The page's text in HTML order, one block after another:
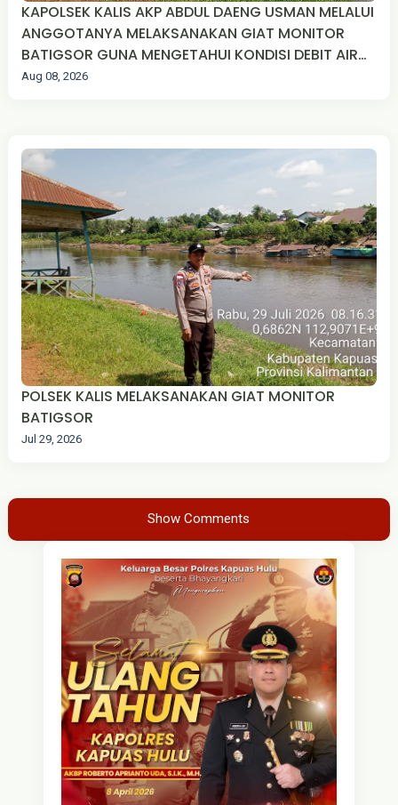
KAPOLSEK KALIS AKP ABDUL DAENG USMAN MELALUI
ANGGOTANYA MELAKSANAKAN GIAT MONITOR
BATIGSOR GUNA MENGETAHUI KONDISI DEBIT AIR
SUNGAI MANDAY.
Aug 08, 2026
POLSEK KALIS MELAKSANAKAN GIAT MONITOR
BATIGSOR
Jul 29, 2026
Show Comments